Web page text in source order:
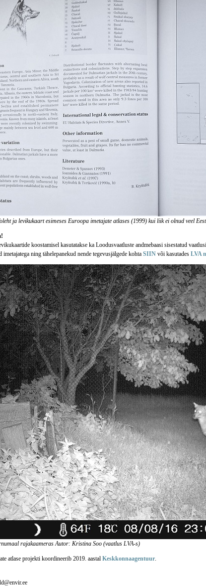
ja levikukaart esimeses Euroopa imetajate atlases (1999) kui liik ei olnud veel
koostamisel kasutatakse ka Loodusvaatluste andmebaasi sisestatud
imetajatega ning tähelepanekud nende tegevusjälgede kohta SIINvõi kasutades LVA
rajakaameras Autor: Kristina Soo (vaatlus LVA-s)
atlase projekti koordineerib 2019. aastal Keskkonnaagentuur.